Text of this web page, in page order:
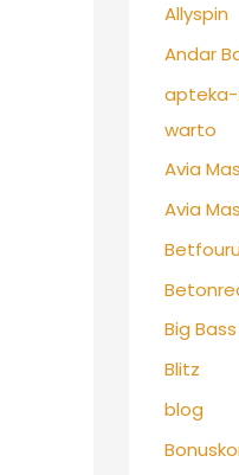
Allyspin
Andar
apteka-
warto
Avia
Avia
Big
Blitz
blog